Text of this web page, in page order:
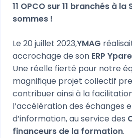
11 OPCO sur 11 branchés à
sommes !
Le 20 juillet 2023,YMAG
accrochage de son ERP
Une réelle fierté pour notre
magnifique projet collectif
contribuer ainsi à la
l’accélération des échanges
d’information, au service des
financeurs de la formation.